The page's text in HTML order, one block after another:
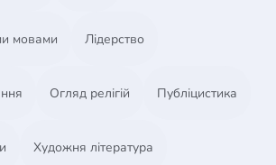
мовами Лідерство
Огляд релігій Публіцистика
Художня література